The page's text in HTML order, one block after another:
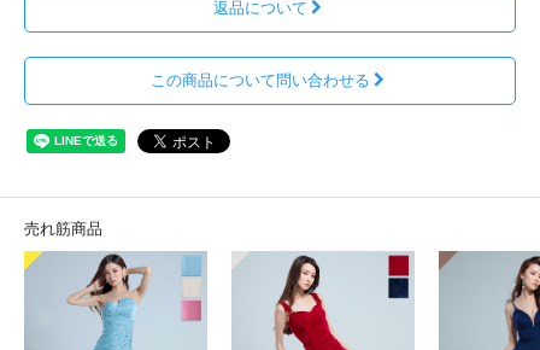
返品について
この商品について問い合わせる
売れ筋商品